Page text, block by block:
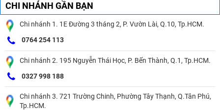
CHI NHÁNH GẦN BẠN
Chi nhánh 1. 1E Đường 3 tháng 2, P. Vườn Lài, Q.10, Tp.HCM.
0764 254 113
Chi nhánh 2. 195 Nguyễn Thái Học, P. Bến Thành, Q.1, Tp.HCM.
0327 998 188
Chi nhánh 3. 721 Trường Chinh, Phường Tây Thạnh, Q.Tân Phú,
Tp.HCM.